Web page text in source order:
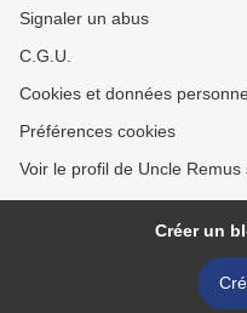
Signaler un abus
C.G.U.
Cookies et données
Préférences cookies
Voir le profil de Uncle
Créer un